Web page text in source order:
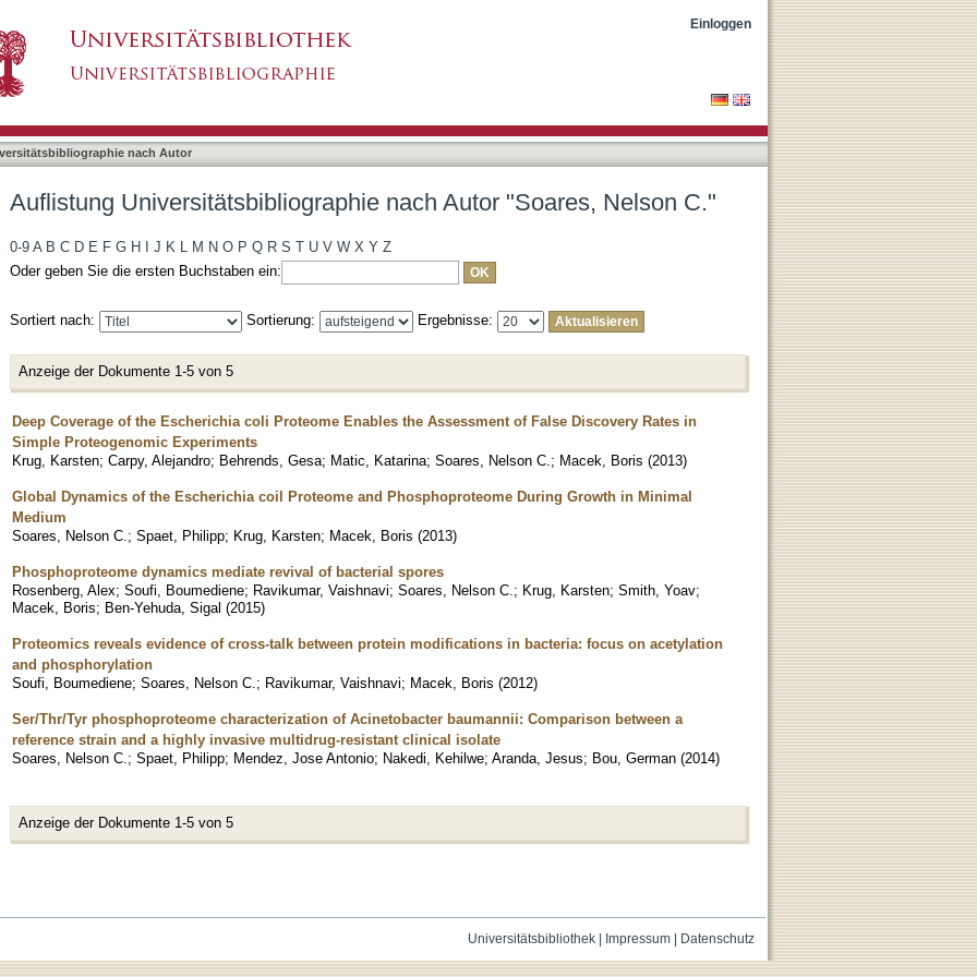
Einloggen
nach Autor
Auflistung Universitätsbibliographie nach Autor "Soares, Nelson C."
0-9 A B C D E F G H J K L M N O P Q R S T U V W X Y Z
Oder geben Sie die ersten Buchstaben ein:
Sortiert nach: Sortierung: Ergebnisse:
Anzeige der Dokumente 1-5 von 5
Deep Coverage of the Escherichia coli Proteome Enables the Assessment of False Discovery Rates in
Simple Proteogenomic Experiments
Krug, Karsten; Carpy, Alejandro; Behrends, Gesa; Matic, Katarina; Soares, Nelson C. ; Macek, Boris (2013)
Global Dynamics of the Escherichia coil Proteome and Phosphoproteome During Growth in Minimal
Medium
Soares, Nelson C. ; Spaet, Philipp; Krug, Karsten; Macek, Boris (2013)
Phosphoproteome dynamics mediate revival of bacterial spores
Rosenberg, Alex; Soufi, Boumediene; Ravikumar, Vaishnavi; Soares, Nelson C. ; Krug, Karsten; Smith, Yoav;
Macek, Boris; Ben-Yehuda, Sigal (2015)
Proteomics reveals evidence of cross-talk between protein modifications in bacteria: focus on acetylation
and phosphorylation
Soufi, Boumediene; Soares, Nelson C. ; Ravikumar, Vaishnavi; Macek, Boris (2012)
Ser/Thr/Tyr phosphoproteome characterization of Acinetobacter baumannii: Comparison between a
reference strain and a highly invasive multidrug-resistant clinical isolate
Soares, Nelson C. ; Spaet, Philipp; Mendez, Jose Antonio; Nakedi, Kehilwe; Aranda, Jesus; Bou, German (2014)
Anzeige der Dokumente 1-5 von 5
Universitätsbibliothek| Impressum| Datenschutz